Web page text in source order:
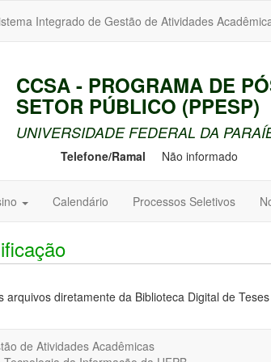
Integrado de Gestão de Atividades
CCSA - PROGRAMA DE
SETOR PÚBLICO (PPESP)
UNIVERSIDADE FEDERAL DA
Telefone/Ramal Não informado
Calendário Processos Seletivos
arquivos diretamente da Biblioteca Digital de
de Atividades Acadêmicas